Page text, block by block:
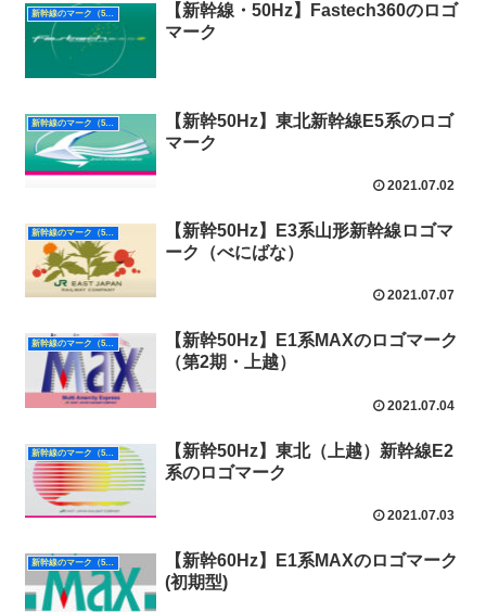
新幹線のマーク（50Hz）
【新幹線・50Hz】Fastech360のロゴ
マーク
新幹線のマーク（50Hz）
【新幹50Hz】東北新幹線E5系のロゴ
マーク
2021.07.02
新幹線のマーク（50Hz）
【新幹50Hz】E3系山形新幹線ロゴマ
ーク（べにばな）
2021.07.07
新幹線のマーク（50Hz）
【新幹50Hz】E1系MAXのロゴマーク
（第2期・上越）
2021.07.04
新幹線のマーク（50Hz）
【新幹50Hz】東北（上越）新幹線E2
系のロゴマーク
2021.07.03
新幹線のマーク（50Hz）
【新幹60Hz】E1系MAXのロゴマーク
(初期型)